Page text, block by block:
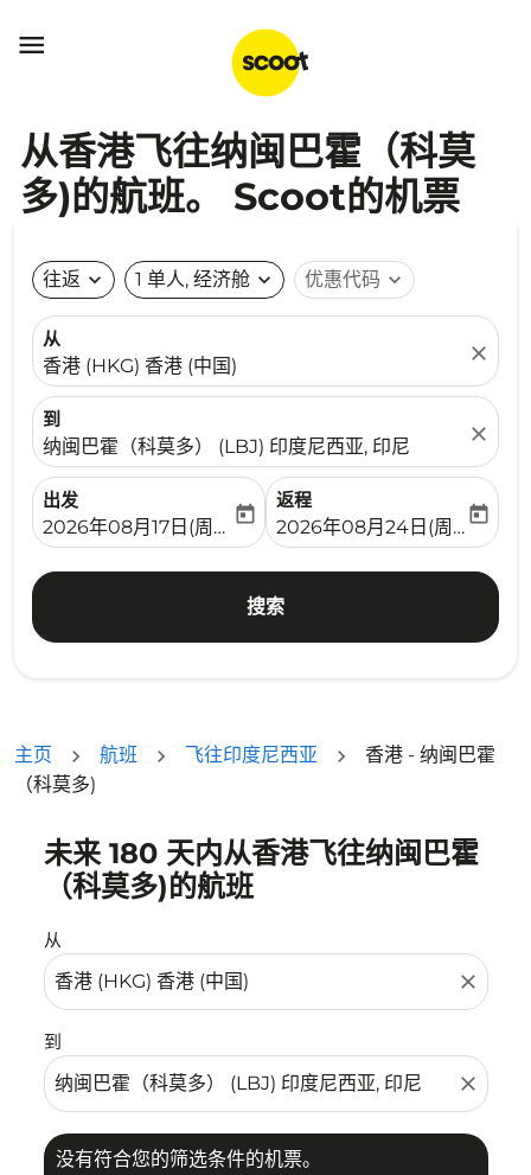

从香港飞往纳闽巴霍（科莫
多)的航班。 Scoot的机票
往返 expand_more 1 单人, 经济舱 expand_more 优惠代码 expand_more
从
香港 (HKG) 香港 (中国)
close
到
纳闽巴霍（科莫多） (LBJ) 印度尼西亚, 印尼
close
出发
fc-booking-departure-date-aria-label
2026年08月17日(周一)
today
返程
fc-booking-return-date-
2026年08月24日(周一)
today
搜索
主页 航班 飞往印度尼西亚
香港 - 纳闽巴霍
（科莫多)
未来 180 天内从香港飞往纳闽巴霍
（科莫多)的航班
从
close
到
close
没有符合您的筛选条件的机票。
没有符合您的筛选条件的机票。请调整您的筛选条件。